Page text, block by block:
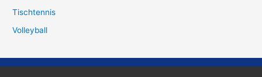
Tischtennis
Volleyball